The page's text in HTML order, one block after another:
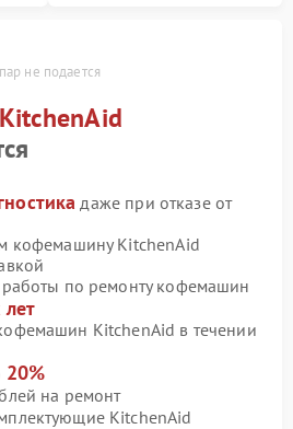
не подается
KitchenAid
даже при отказе от
кофемашину KitchenAid
по ремонту кофемашин
KitchenAid в течении
20%
на ремонт
KitchenAid